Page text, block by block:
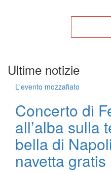
Ultime notizie
L'evento mozzafiato
Concerto di
all’alba sulla
bella di
navetta gratis